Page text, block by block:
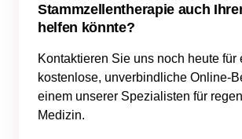
Stammzellentherapie auch
helfen könnte?
Kontaktieren Sie uns noch heute für
kostenlose, unverbindliche Online-
einem unserer Spezialisten für
Medizin.